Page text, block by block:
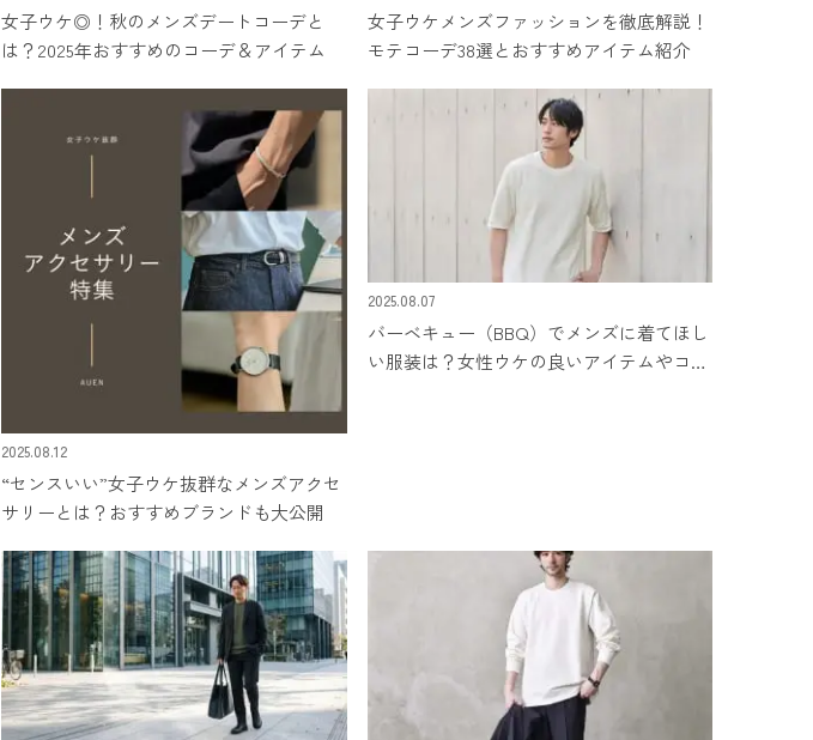
女子ウケ◎！秋のメンズデートコーデと
は？2025年おすすめのコーデ＆アイテム
女子ウケメンズファッションを徹底解説！
モテコーデ38選とおすすめアイテム紹介
2025.08.12
“センスいい”女子ウケ抜群なメンズアクセ
サリーとは？おすすめブランドも大公開
2025.08.07
バーベキュー（BBQ）でメンズに着てほし
い服装は？女性ウケの良いアイテムやコー